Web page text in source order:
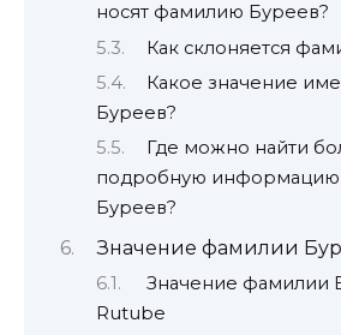
носят фамилию Буреев?
Как склоняется
Какое значение
Буреев?
Где можно найти
подробную
Буреев?
Значение фамилии
Значение фамилии
Rutube